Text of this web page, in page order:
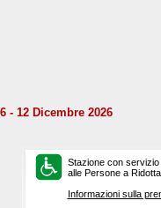
- 12 Dicembre 2026
Stazione con
alle Persone a
Informazioni sulla